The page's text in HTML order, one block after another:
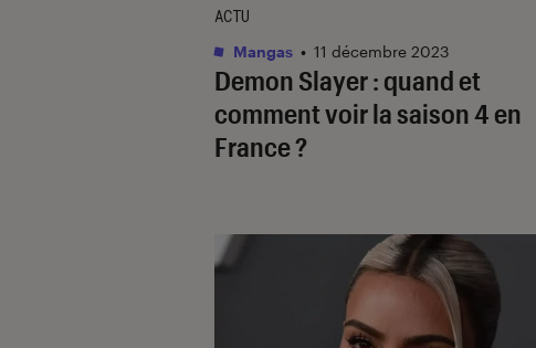
Demon Slayer: quand et
comment voir la saison 4 en
France ?
ACTU
Mangas • 11 décembre 2023